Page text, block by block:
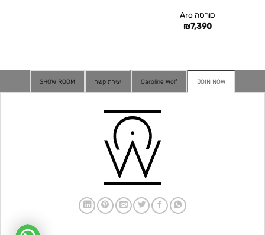
כורסה Aro
₪7,390
JOIN NOW
Caroline Wolf יצירת קשר SHOW ROOM